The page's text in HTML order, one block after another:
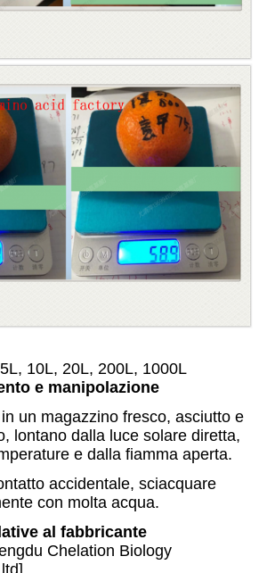
10L, 20L, 200L, 1000L
e manipolazione
un magazzino fresco, asciutto e
lontano dalla luce solare diretta,
e dalla fiamma aperta.
accidentale, sciacquare
con molta acqua.
al fabbricante
Chelation Biology